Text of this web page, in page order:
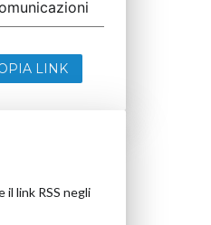
LINK
il link RSS negli